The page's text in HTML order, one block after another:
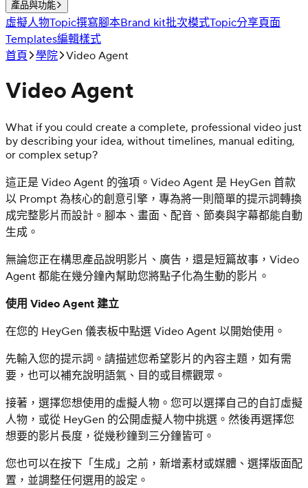
產品與功能
虛擬人物Topic撰寫腳本Brand kit批次模式Topic分享頁面
Templates編輯樣式
首頁
學院 Video Agent
Video Agent
What if you could create a complete, professional video just
by describing your idea, without timelines, manual editing,
or complex setup?
這正是 Video Agent 的強項。Video Agent 是 HeyGen 首款
以 Prompt 為核心的創意引擎，專為將一則簡單的提示詞轉換
成完整影片而設計。腳本、畫面、配音、節奏與字幕都能自動
生成。
無論您正在構思產品說明影片、廣告，還是短篇故事，Video
Agent 都能在幾分鐘內幫助您將點子化為生動的影片。
使用 Video Agent 建立
在您的 HeyGen 儀表板中點選 Video Agent 以開始使用。
先輸入您的提示詞。請描述您希望影片的內容主題，如有需
要，也可以補充說明語氣、目的或目標觀眾。
接著，選擇您想使用的虛擬人物。您可以選擇自己的自訂虛擬
人物，或從 HeyGen 的公開虛擬人物中挑選。然後再選擇您
想要的影片長度，從幾秒鐘到三分鐘皆可。
您也可以在按下「生成」之前，新增素材或媒體、選擇版面配
置，並調整任何選用的設定。